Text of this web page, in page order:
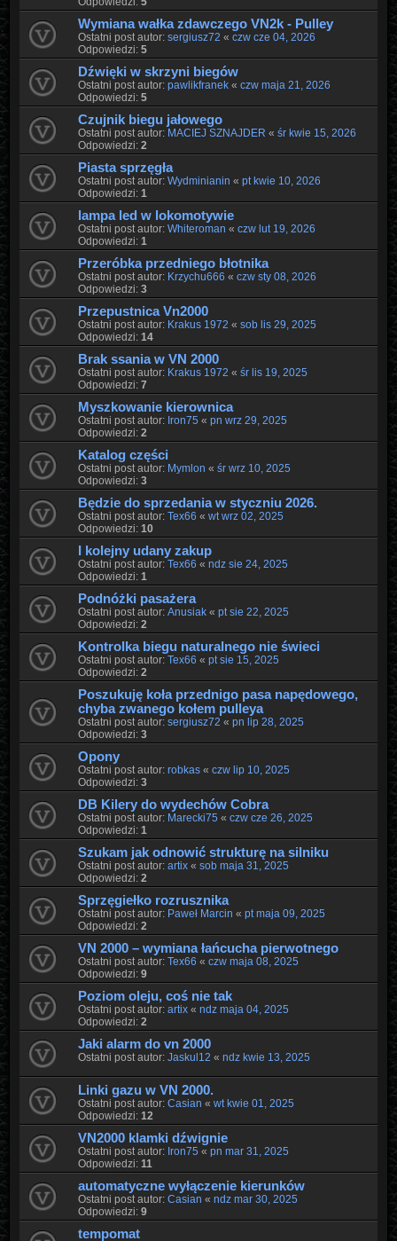
Wymiana wałka zdawczego VN2k - Pulley
Ostatni post autor: sergiusz72 « czw cze 04, 2026
Odpowiedzi: 5
Dźwięki w skrzyni biegów
Ostatni post autor: pawlikfranek« czw maja 21, 2026
Odpowiedzi: 5
Czujnik biegu jałowego
Ostatni post autor: MACIEJ SZNAJDER « śr kwie 15, 2026
Odpowiedzi: 2
Piasta sprzęgła
Ostatni post autor: Wydminianin « pt kwie 10, 2026
Odpowiedzi: 1
lampa led w lokomotywie
Ostatni post autor: Whiteroman « czw lut 19, 2026
Odpowiedzi: 1
Przeróbka przedniego błotnika
Ostatni post autor: Krzychu666 « czw sty 08, 2026
Odpowiedzi: 3
Przepustnica Vn2000
Ostatni post autor: Krakus 1972 « sob lis 29, 2025
Odpowiedzi: 14
Brak ssania w VN 2000
Ostatni post autor: Krakus 1972 « śr lis 19, 2025
Odpowiedzi: 7
Myszkowanie kierownica
Ostatni post autor: Iron75 « pn wrz 29, 2025
Odpowiedzi: 2
Katalog części
Ostatni post autor: Mymlon « śr wrz 10, 2025
Odpowiedzi: 3
Będzie do sprzedania w styczniu 2026.
Ostatni post autor: Tex66 « wt wrz 02, 2025
Odpowiedzi: 10
I kolejny udany zakup
Ostatni post autor: Tex66 « ndz sie 24, 2025
Odpowiedzi: 1
Podnóżki pasażera
Ostatni post autor: Anusiak« pt sie 22, 2025
Odpowiedzi: 2
Kontrolka biegu naturalnego nie świeci
Ostatni post autor: Tex66 « pt sie 15, 2025
Odpowiedzi: 2
Poszukuję koła przednigo pasa napędowego,
chyba zwanego kołem pulleya
Ostatni post autor: sergiusz72 « pn lip 28, 2025
Odpowiedzi: 3
Opony
Ostatni post autor: robkas« czw lip 10, 2025
Odpowiedzi: 3
DB Kilery do wydechów Cobra
Ostatni post autor: Marecki75 « czw cze 26, 2025
Odpowiedzi: 1
Szukam jak odnowić strukturę na silniku
Ostatni post autor: artix« sob maja 31, 2025
Odpowiedzi: 2
Sprzęgiełko rozrusznika
Ostatni post autor: Paweł Marcin « pt maja 09, 2025
Odpowiedzi: 2
VN 2000 – wymiana łańcucha pierwotnego
Ostatni post autor: Tex66 « czw maja 08, 2025
Odpowiedzi: 9
Poziom oleju, coś nie tak
Ostatni post autor: artix« ndz maja 04, 2025
Odpowiedzi: 2
Jaki alarm do vn 2000
Ostatni post autor: Jaskul12 « ndz kwie 13, 2025
Linki gazu w VN 2000.
Ostatni post autor: Casian « wt kwie 01, 2025
Odpowiedzi: 12
VN2000 klamki dźwignie
Ostatni post autor: Iron75 « pn mar 31, 2025
Odpowiedzi: 11
automatyczne wyłączenie kierunków
Ostatni post autor: Casian « ndz mar 30, 2025
Odpowiedzi: 9
tempomat